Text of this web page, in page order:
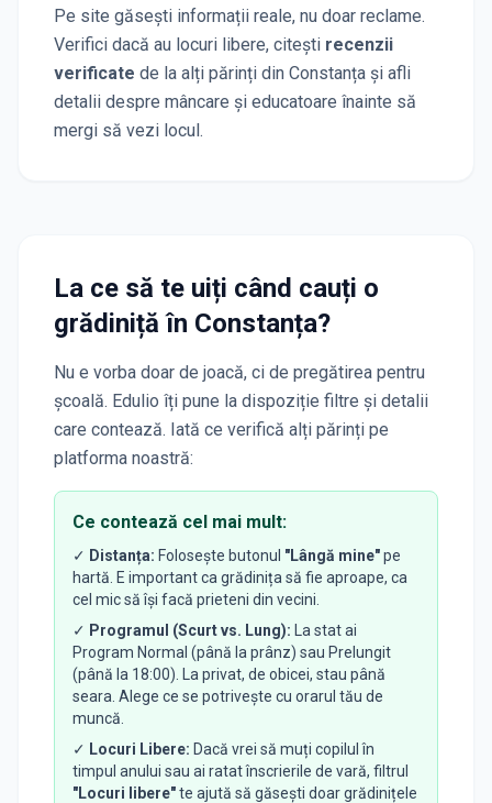
Pe site găsești informații reale, nu doar reclame.
Verifici dacă au locuri libere, citești recenzii
verificate de la alți părinți din Constanța și afli
detalii despre mâncare și educatoare înainte să
mergi să vezi locul.
La ce să te uiți când cauți o
grădinițăîn Constanța?
Nu e vorba doar de joacă, ci de pregătirea pentru
școală. Edulio îți pune la dispoziție filtre și detalii
care contează. Iată ce verifică alți părinți pe
platforma noastră:
Ce contează cel mai mult:
✓ Distanța: Folosește butonul "Lângă mine"pe
hartă. E important ca grădinița să fie aproape, ca
cel mic să își facă prieteni din vecini.
✓ Programul (Scurt vs. Lung): La stat ai
Program Normal (până la prânz) sau Prelungit
(până la 18:00). La privat, de obicei, stau până
seara. Alege ce se potrivește cu orarul tău de
muncă.
✓ Locuri Libere: Dacă vrei să muți copilul în
timpul anului sau ai ratat înscrierile de vară, filtrul
"Locuri libere"te ajută să găsești doar grădinițele